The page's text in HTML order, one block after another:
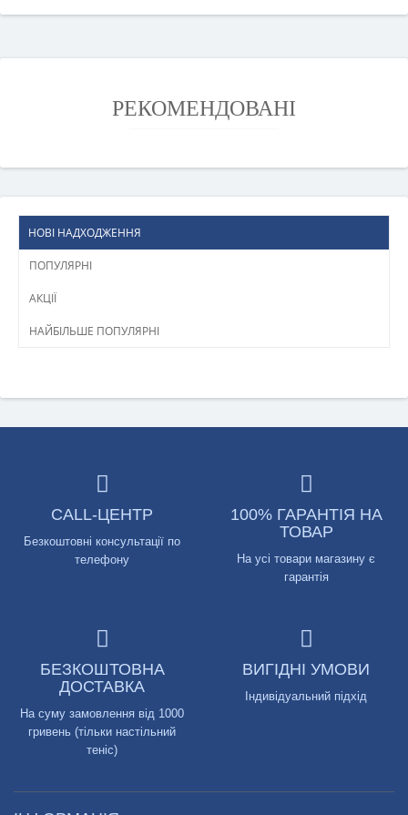
РЕКОМЕНДОВАНІ
НОВІ НАДХОДЖЕННЯ
ПОПУЛЯРНІ
АКЦІЇ
НАЙБІЛЬШЕ ПОПУЛЯРНІ
CALL-ЦЕНТР
Безкоштовні консультації по
телефону
100% ГАРАНТІЯ НА
ТОВАР
На усі товари магазину є
гарантія
БЕЗКОШТОВНА
ДОСТАВКА
На суму замовлення від 1000
гривень (тільки настільний
теніс)
ВИГІДНІ УМОВИ
Індивідуальний підхід